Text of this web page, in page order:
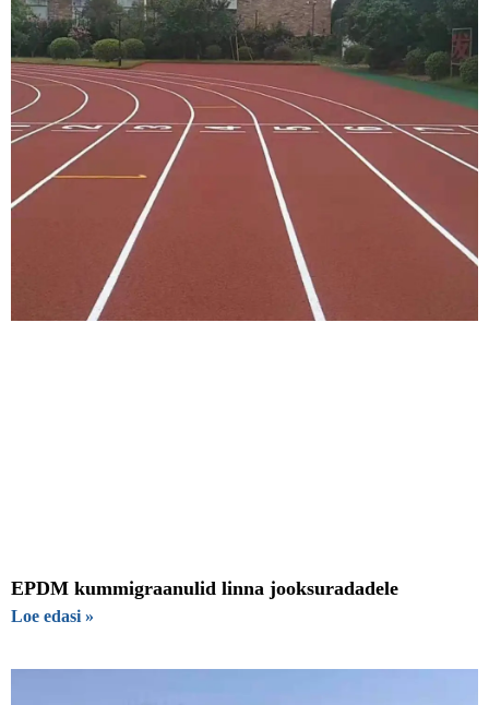
EPDM kummigraanulid linna jooksuradadele
Loe edasi »